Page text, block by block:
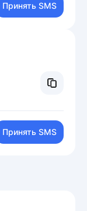
Принять SMS
Принять SMS